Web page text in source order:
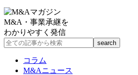
M&A・事業承継を
わかりやすく発信
コラム
M&Aニュース